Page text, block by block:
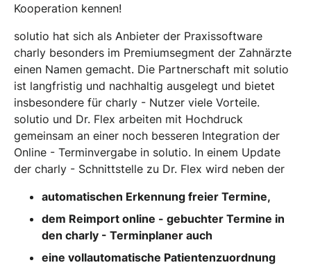
Kooperation kennen!
solutio hat sich als Anbieter der Praxissoftware
charly besonders im Premiumsegment der Zahnärzte
einen Namen gemacht. Die Partnerschaft mit solutio
ist langfristig und nachhaltig ausgelegt und bietet
insbesondere für charly - Nutzer viele Vorteile.
solutio und Dr. Flex arbeiten mit Hochdruck
gemeinsam an einer noch besseren Integration der
Online - Terminvergabe in solutio. In einem Update
der charly - Schnittstelle zu Dr. Flex wird neben der
automatischen Erkennung freier Termine,
dem Reimport online - gebuchter Termine in
den charly - Terminplaner auch
eine vollautomatische Patientenzuordnung